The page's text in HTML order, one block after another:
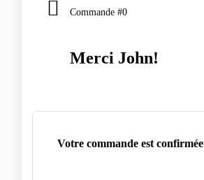
Commande #0
Merci John!
Votre commande est confirmée